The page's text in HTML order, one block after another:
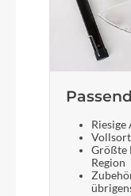
CUBE
Riesige
Größte
Region